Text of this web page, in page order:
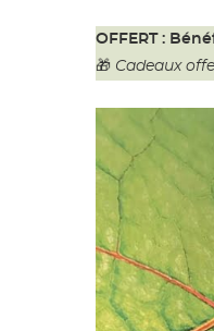
OFFERT :
🎁 Cadeaux